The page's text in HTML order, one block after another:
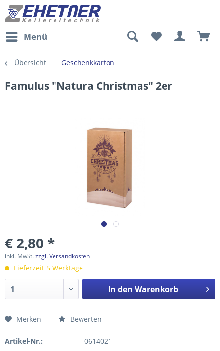
Menü
Übersicht Geschenkkarton
Famulus "Natura Christmas" 2er
€ 2,80 *
inkl. MwSt.zzgl. Versandkosten
Lieferzeit 5 Werktage
In den Warenkorb
Preis anfragen
Merken Bewerten
Artikel-Nr.: 0614021